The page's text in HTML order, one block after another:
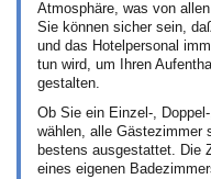
Atmosphäre, was von
Sie können sicher sein,
und das Hotelpersonal
tun wird, um Ihren
gestalten.
Ob Sie ein Einzel-,
wählen, alle Gästezimmer
bestens ausgestattet. Die
eines eigenen